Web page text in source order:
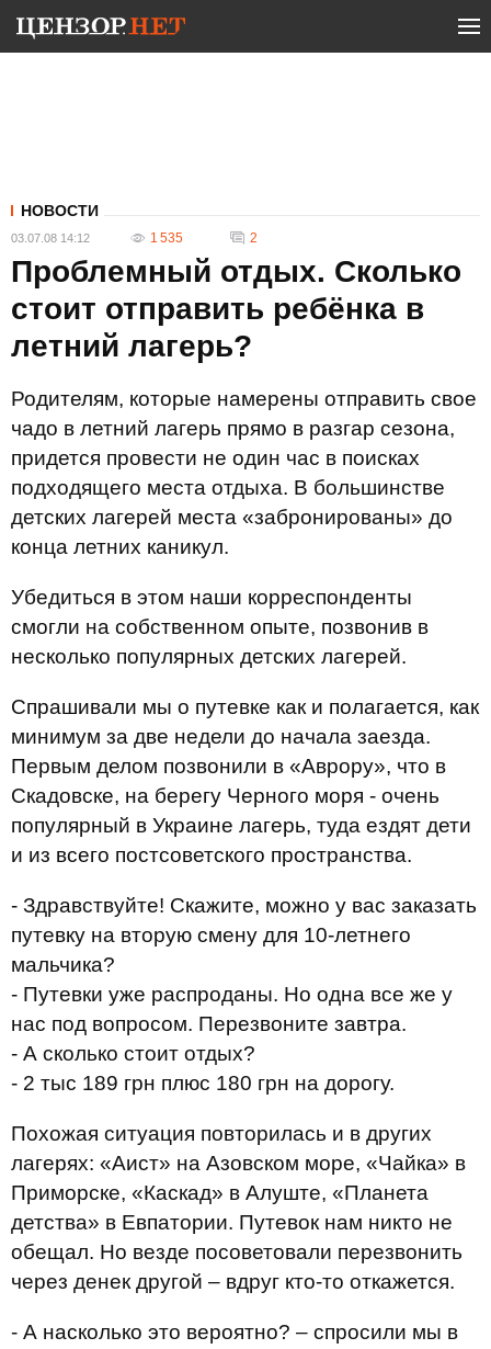
НОВОСТИ
03.07.08 14:12 1 535 2
Проблемный отдых. Сколько
стоит отправить ребёнка в
летний лагерь?
Родителям, которые намерены отправить свое
чадо в летний лагерь прямо в разгар сезона,
придется провести не один час в поисках
подходящего места отдыха. В большинстве
детских лагерей места «забронированы» до
конца летних каникул.
Убедиться в этом наши корреспонденты
смогли на собственном опыте, позвонив в
несколько популярных детских лагерей.
Спрашивали мы о путевке как и полагается, как
минимум за две недели до начала заезда.
Первым делом позвонили в «Аврору», что в
Скадовске, на берегу Черного моря - очень
популярный в Украине лагерь, туда ездят дети
и из всего постсоветского пространства.
- Здравствуйте! Скажите, можно у вас заказать
путевку на вторую смену для 10-летнего
мальчика?
- Путевки уже распроданы. Но одна все же у
нас под вопросом. Перезвоните завтра.
- А сколько стоит отдых?
- 2 тыс 189 грн плюс 180 грн на дорогу.
Похожая ситуация повторилась и в других
лагерях: «Аист» на Азовском море, «Чайка» в
Приморске, «Каскад» в Алуште, «Планета
детства» в Евпатории. Путевок нам никто не
обещал. Но везде посоветовали перезвонить
через денек другой – вдруг кто-то откажется.
- А насколько это вероятно? – спросили мы в